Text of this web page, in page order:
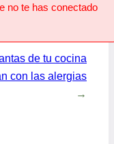
no te has conectado
de tu cocina
con las alergias
→